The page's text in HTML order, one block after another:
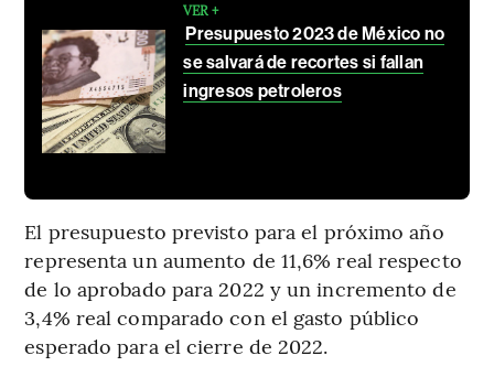
VER +
Presupuesto 2023 de México no
se salvará de recortes si fallan
ingresos petroleros
El presupuesto previsto para el próximo año
representa un aumento de 11,6% real respecto
de lo aprobado para 2022 y un incremento de
3,4% real comparado con el gasto público
esperado para el cierre de 2022.